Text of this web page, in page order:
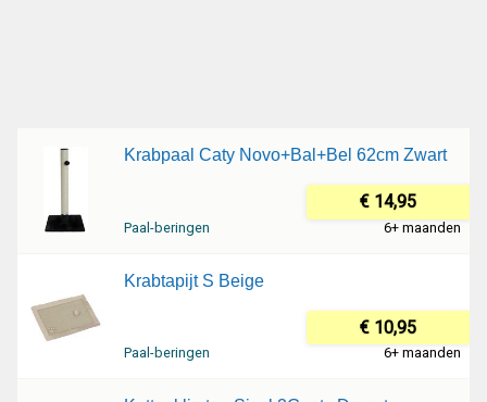
Krabpaal Caty Novo+Bal+Bel 62cm Zwart
€ 14,95
Paal-beringen 6+ maanden
Krabtapijt S Beige
€ 10,95
Paal-beringen 6+ maanden